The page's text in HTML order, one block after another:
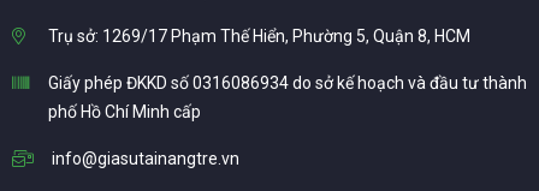
Trụ sở: 1269/17 Phạm Thế Hiển, Phường 5, Quận 8, HCM
Giấy phép ĐKKD số 0316086934 do sở kế hoạch và đầu tư thành
phố Hồ Chí Minh cấp
info@giasutainangtre.vn